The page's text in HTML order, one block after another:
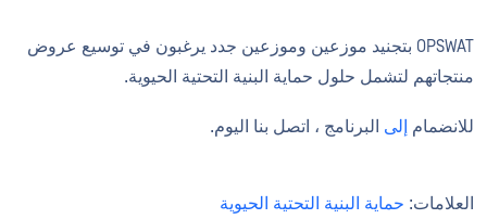
OPSWAT بتجنيد موزعين وموزعين جدد يرغبون في توسيع عروض
منتجاتهم لتشمل حلول حماية البنية التحتية الحيوية.
للانضمام إلى البرنامج ، اتصل بنا اليوم.
العلامات: حماية البنية التحتية الحيوية